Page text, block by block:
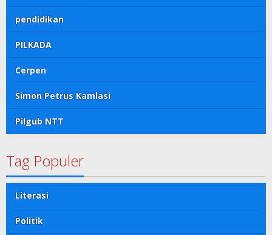
pendidikan
PILKADA
Cerpen
Simon Petrus Kamlasi
Pilgub NTT
Tag Populer
Literasi
Politik